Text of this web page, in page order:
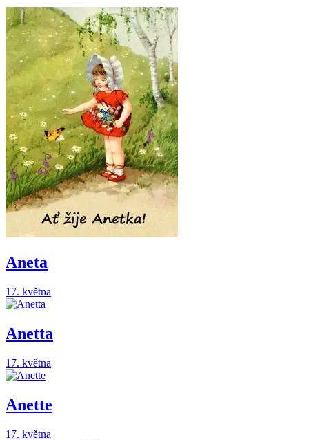
Aneta
17. května
Anetta
17. května
Anette
17. května